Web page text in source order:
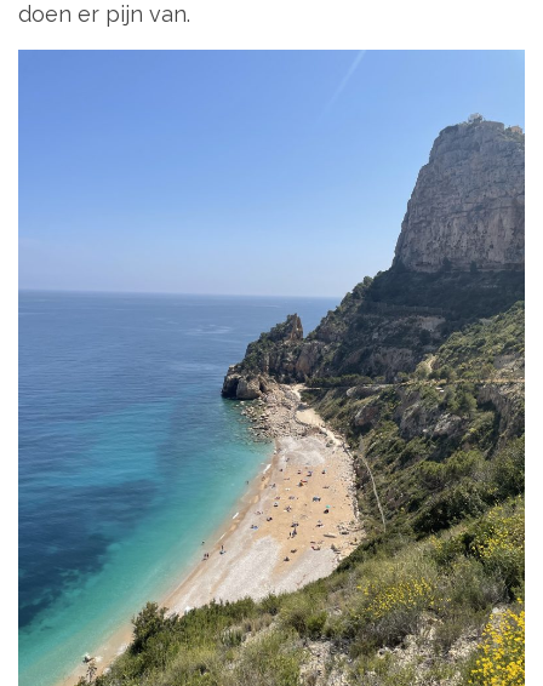
doen er pijn van.